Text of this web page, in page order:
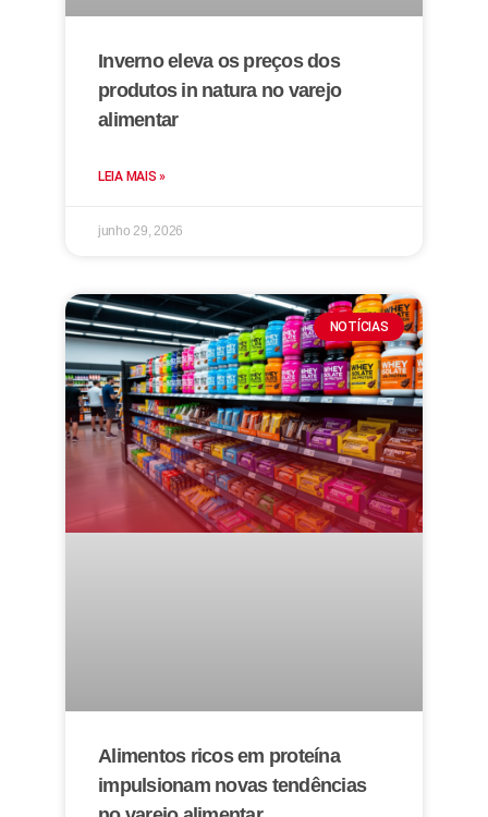
Inverno eleva os preços dos
produtos in natura no varejo
alimentar
LEIA MAIS »
junho 29, 2026
NOTÍCIAS
Alimentos ricos em proteína
impulsionam novas tendências